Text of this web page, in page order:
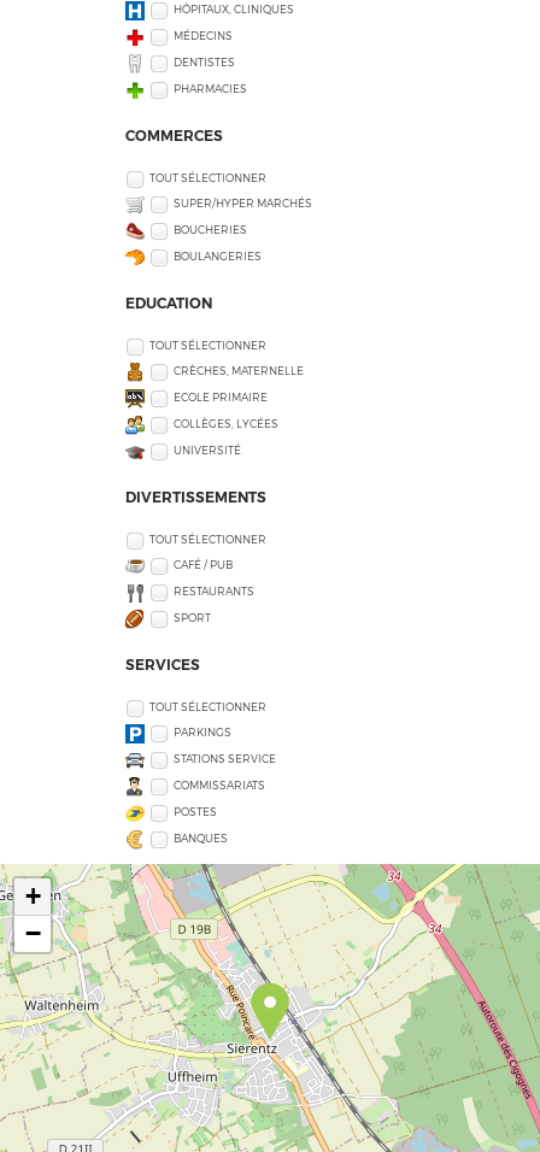
HÔPITAUX, CLINIQUES
MÉDECINS
DENTISTES
PHARMACIES
COMMERCES
TOUT SÉLECTIONNER
SUPER/HYPER MARCHÉS
BOUCHERIES
BOULANGERIES
EDUCATION
TOUT SÉLECTIONNER
CRÈCHES, MATERNELLE
ECOLE PRIMAIRE
COLLÈGES, LYCÉES
UNIVERSITÉ
DIVERTISSEMENTS
TOUT SÉLECTIONNER
CAFÉ / PUB
RESTAURANTS
SPORT
SERVICES
TOUT SÉLECTIONNER
PARKINGS
STATIONS SERVICE
COMMISSARIATS
POSTES
BANQUES
+
−